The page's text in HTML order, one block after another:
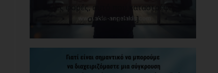
Πολλές φορές, αυτό που καταστρέφει μια
σχέση, μια [...]